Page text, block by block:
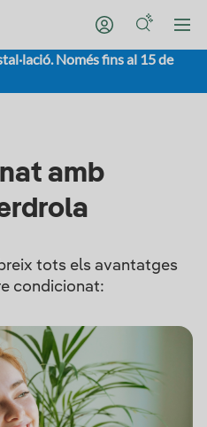
Només fins al 15 de
amb
tots els avantatges
condicionat: